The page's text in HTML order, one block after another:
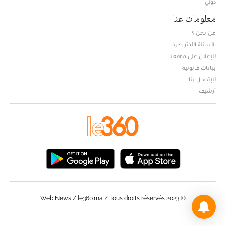
دولي
معلومات عنا
من نحن ؟
الأسئلة الأكثر طرحا
للإعلان على موقعنا
بيانات قانونية
للإتصال بنا
أرشيف
© Web News / le360.ma / Tous droits réservés 2023